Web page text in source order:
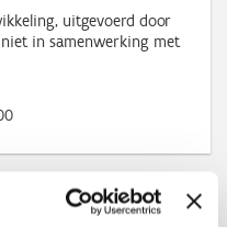
uitgevoerd door
in samenwerking met
WhatsApp
Share